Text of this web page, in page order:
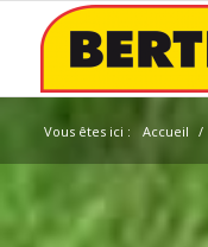
Vous êtes ici : Accueil /